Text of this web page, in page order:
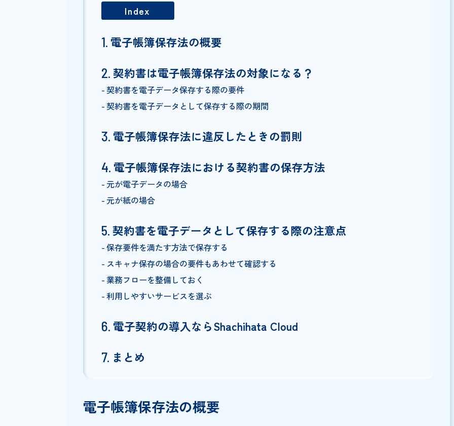
電子保存を行う際の注意点と業務フロー整備の重要性
スキャナ保存の具体的な技術要件
Index
電子帳簿保存法の概要
契約書は電子帳簿保存法の対象になる？
契約書を電子データ保存する際の要件
契約書を電子データとして保存する際の期間
電子帳簿保存法に違反したときの罰則
電子帳簿保存法における契約書の保存方法
元が電子データの場合
保存要件を満たす方法で保存する
利用しやすいサービスを選ぶ